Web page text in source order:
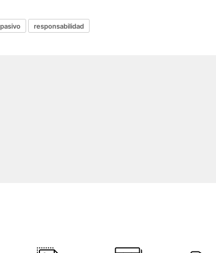
pasivo responsabilidad